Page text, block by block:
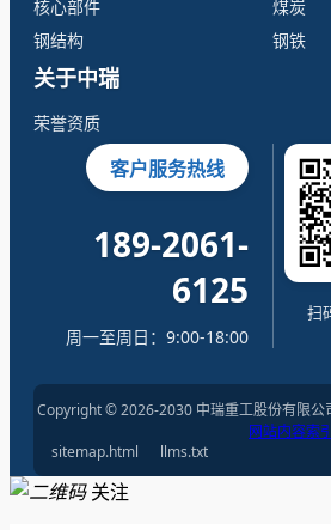
核心部件
钢结构
煤炭
钢铁
关于中瑞
荣誉资质
客户服务热线
189-2061-
6125
周一至周日：9:00-18:00
扫
Copyright © 2026-2030 中瑞重工股份有限公
网站内容索引
sitemap.html
llms.txt
关注